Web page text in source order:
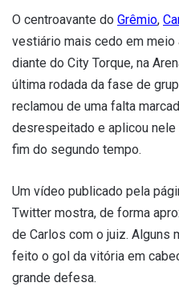
O centroavante do Grêmio,
vestiário mais cedo em
diante do City Torque, na
última rodada da fase de
reclamou de uma falta
desrespeitado e aplicou
fim do segundo tempo.
Um vídeo publicado pela
Twitter mostra, de forma
de Carlos com o juiz. Alguns
feito o gol da vitória em
grande defesa.